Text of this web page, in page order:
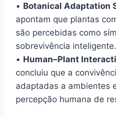
• Botanical Adaptation
apontam que plantas
são percebidas como
sobrevivência inteligente.
• Human–Plant
concluiu que a
adaptadas a ambientes
percepção humana de